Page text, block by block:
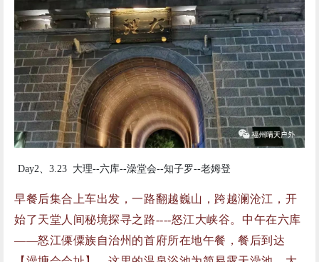
Day2、3.23 大理--六库--澡堂会--知子罗--老姆登
早餐后集合上车出发，一路翻越巍山，跨越澜沧江，开